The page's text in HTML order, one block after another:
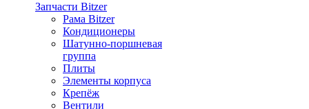
Запчасти Bitzer
Рама Bitzer
Кондиционеры
Шатунно-поршневая
группа
Плиты
Элементы корпуса
Крепёж
Вентили